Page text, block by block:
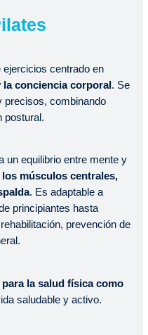
centrado en
conciencia corporal. Se
precisos, combinando
postural.
un equilibrio entre mente y
músculos centrales,
. Es adaptable a
principiantes hasta
prevención de
la salud física como
saludable y activo.